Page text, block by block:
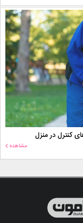
کنترل در منزل
مشاهده